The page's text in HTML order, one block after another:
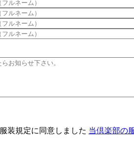
装規定に同意しました 当倶楽部の